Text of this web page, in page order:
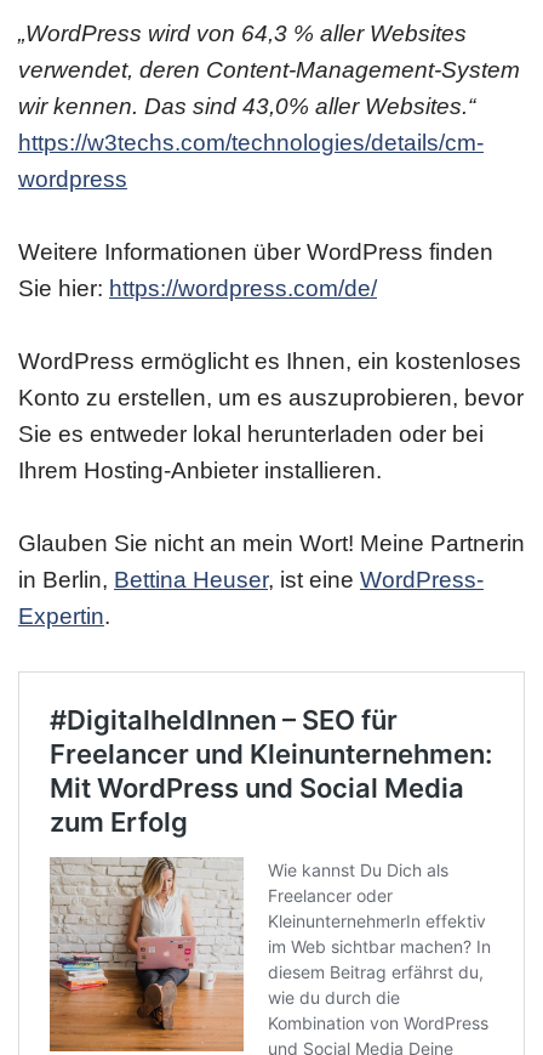
„WordPress wird von 64,3 % aller Websites
verwendet, deren Content-Management-System
wir kennen. Das sind 43,0% aller Websites.“
https://w3techs.com/technologies/details/cm-
wordpress
Weitere Informationen über WordPress finden
Sie hier: https://wordpress.com/de/
WordPress ermöglicht es Ihnen, ein kostenloses
Konto zu erstellen, um es auszuprobieren, bevor
Sie es entweder lokal herunterladen oder bei
Ihrem Hosting-Anbieter installieren.
Glauben Sie nicht an mein Wort! Meine Partnerin
in Berlin, Bettina Heuser, ist eine WordPress-
Expertin.